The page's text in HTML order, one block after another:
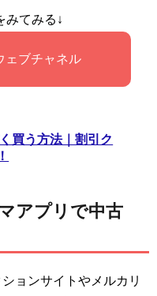
みてみる↓
ェブチャネル
買う方法｜割引ク
アプリで中古
ョンサイトやメルカリ